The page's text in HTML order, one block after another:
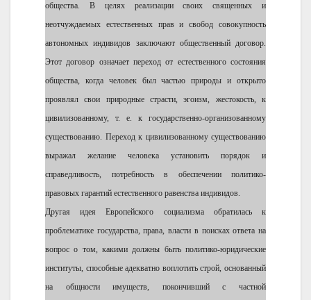
общества. В целях реализации своих священных и
неотчуждаемых естественных прав и свобод совокупность
автономных индивидов заключают общественный договор.
Этот договор означает переход от естественного состояния
общества, когда человек был частью природы и открыто
проявлял свои природные страсти, эгоизм, жестокость, к
цивилизованному, т. е. к государственно-организованному
существованию. Переход к цивилизованному существованию
выражал желание человека установить порядок и
справедливость, потребность в обеспечении политико-
правовых гарантий естественного равенства индивидов.
Другая идея Европейского социализма обратилась к
проблематике государства, права, власти в поисках ответа на
вопрос о том, какими должны быть политико-юридические
институты, способные адекватно воплотить строй, основанный
на общности имуществ, покончивший с частной